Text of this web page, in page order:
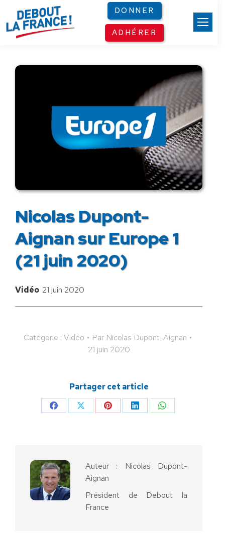
DONNER
ADHÉRER
Nicolas Dupont-
Aignan sur Europe 1
(21 juin 2020)
Vidéo 21 juin 2020
Catégorie : Vidéo Par Nicolas Dupont-Aignan
21 juin 2020
Partager cet article
PartagerPartagerPartagerPartagerPartager
Auteur : Nicolas Dupont-
Aignan
Président de Debout la
France
Panneau de gestion des cookies